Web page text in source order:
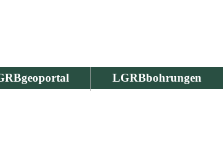
LGRBbohrungen